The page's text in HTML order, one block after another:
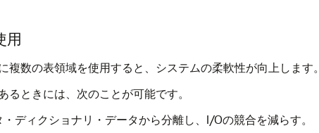
用
複数の表領域を使用すると、システムの柔軟性が向上します。
ときには、次のことが可能です。
ディクショナリ・データから分離し、I/Oの競合を減らす。